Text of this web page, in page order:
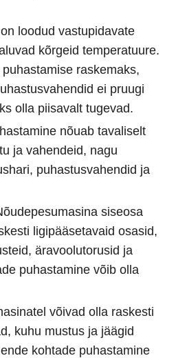
loodud vastupidavate
kõrgeid temperatuure.
raskemaks,
ei pruugi
olla piisavalt tugevad.
nõuab tavaliselt
ja vahendeid, nagu
puhastusvahendid ja
siseosa
ligipääsetavaid osasid,
äravoolutorusid ja
puhastamine võib olla
võivad olla raskesti
kuhu mustus ja jäägid
kohtade puhastamine